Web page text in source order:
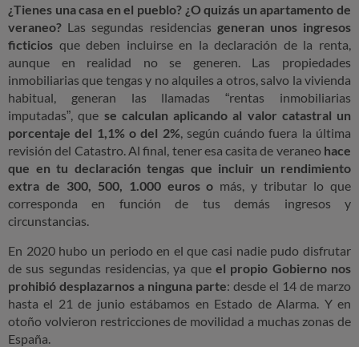
¿Tienes una casa en el pueblo? ¿O quizás un apartamento de
veraneo? Las segundas residencias generan unos ingresos
ficticios que deben incluirse en la declaración de la renta,
aunque en realidad no se generen. Las propiedades
inmobiliarias que tengas y no alquiles a otros, salvo la vivienda
habitual, generan las llamadas “rentas inmobiliarias
imputadas”, que se calculan aplicando al valor catastral un
porcentaje del 1,1% o del 2%, según cuándo fuera la última
revisión del Catastro. Al final, tener esa casita de veraneo hace
que en tu declaración tengas que incluir un rendimiento
extra de 300, 500, 1.000 euros o más, y tributar lo que
corresponda en función de tus demás ingresos y
circunstancias.
En 2020 hubo un periodo en el que casi nadie pudo disfrutar
de sus segundas residencias, ya que el propio Gobierno nos
prohibió desplazarnos a ninguna parte: desde el 14 de marzo
hasta el 21 de junio estábamos en Estado de Alarma. Y en
otoño volvieron restricciones de movilidad a muchas zonas de
España.